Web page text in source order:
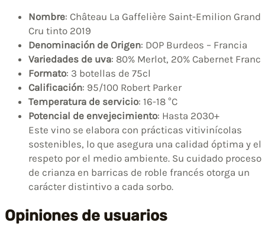
Nombre: Château La Gaffelière Saint-Emilion Grand
Cru tinto 2019
Denominación de Origen: DOP Burdeos – Francia
Variedades de uva: 80% Merlot, 20% Cabernet Franc
Formato: 3 botellas de 75cl
Calificación: 95/100 Robert Parker
Temperatura de servicio: 16-18 °C
Potencial de envejecimiento: Hasta 2030+
Este vino se elabora con prácticas vitivinícolas
sostenibles, lo que asegura una calidad óptima y el
respeto por el medio ambiente. Su cuidado proceso
de crianza en barricas de roble francés otorga un
carácter distintivo a cada sorbo.
Opiniones de usuarios